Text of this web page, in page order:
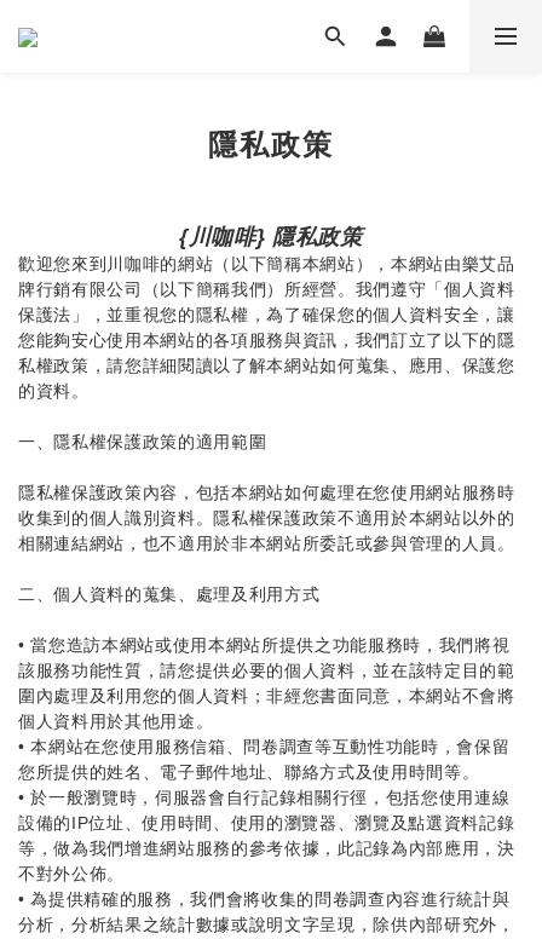
隱私政策
{川咖啡} 隱私政策
歡迎您來到川咖啡的網站（以下簡稱本網站），本網站由樂艾品
牌行銷有限公司（以下簡稱我們）所經營。我們遵守「個人資料
保護法」，並重視您的隱私權，為了確保您的個人資料安全，讓
您能夠安心使用本網站的各項服務與資訊，我們訂立了以下的隱
私權政策，請您詳細閱讀以了解本網站如何蒐集、應用、保護您
的資料。
一、隱私權保護政策的適用範圍
隱私權保護政策內容，包括本網站如何處理在您使用網站服務時
收集到的個人識別資料。隱私權保護政策不適用於本網站以外的
相關連結網站，也不適用於非本網站所委託或參與管理的人員。
二、個人資料的蒐集、處理及利用方式
• 當您造訪本網站或使用本網站所提供之功能服務時，我們將視
該服務功能性質，請您提供必要的個人資料，並在該特定目的範
圍內處理及利用您的個人資料；非經您書面同意，本網站不會將
個人資料用於其他用途。
• 本網站在您使用服務信箱、問卷調查等互動性功能時，會保留
您所提供的姓名、電子郵件地址、聯絡方式及使用時間等。
• 於一般瀏覽時，伺服器會自行記錄相關行徑，包括您使用連線
設備的IP位址、使用時間、使用的瀏覽器、瀏覽及點選資料記錄
等，做為我們增進網站服務的參考依據，此記錄為內部應用，決
不對外公佈。
• 為提供精確的服務，我們會將收集的問卷調查內容進行統計與
分析，分析結果之統計數據或說明文字呈現，除供內部研究外，